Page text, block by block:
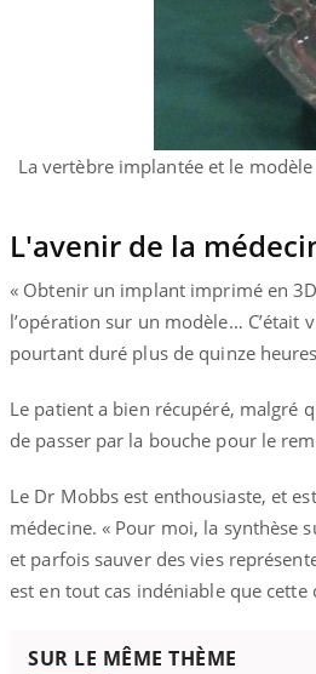
La vertèbre implantée et le
L'avenir de la
« Obtenir un implant imprimé en
l’opération sur un modèle… C’était
pourtant duré plus de quinze
Le patient a bien récupéré, malgré
de passer par la bouche pour le
Le Dr Mobbs est enthousiaste, et
médecine. « Pour moi, la synthèse
et parfois sauver des vies
est en tout cas indéniable que
SUR LE MÊME THÈME